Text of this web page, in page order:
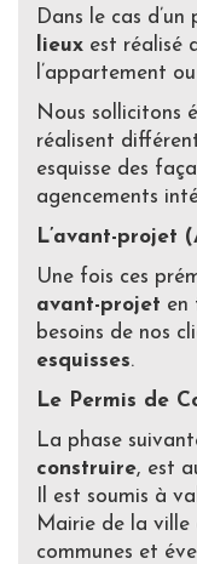
Dans le cas
lieux est réalisé
l’appartement
Nous sollicitons
réalisent
esquisse des
agencements
L’avant-projet
Une fois ces
avant-projet en
besoins de nos
esquisses.
Le Permis de
La phase
construire, est
Il est soumis à
Mairie de la ville
communes et